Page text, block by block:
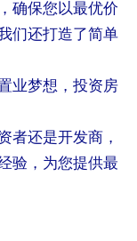
确保您以最优价
们还打造了简单
业梦想，投资房
者还是开发商，
验，为您提供最